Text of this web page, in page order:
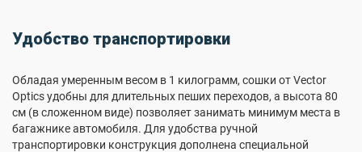
Удобство транспортировки
Обладая умеренным весом в 1 килограмм, сошки от Vector
Optics удобны для длительных пеших переходов, а высота 80
см (в сложенном виде) позволяет занимать минимум места в
багажнике автомобиля. Для удобства ручной
транспортировки конструкция дополнена специальной